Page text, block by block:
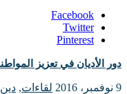
Facebook
Twitter
Pinterest
دور الأديان في تعزيز
9 نوفمبر، 2016 لقاءات,